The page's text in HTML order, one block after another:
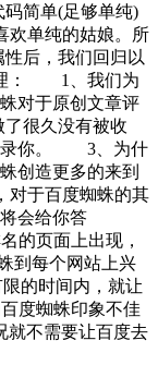
简单(足够单纯)
欢单纯的姑娘。所
后，我们回归以
理： 1、我们为
对于原创文章评
很久没有被收
录你。 3、为什
创造更多的来到
于百度蜘蛛的其
会给你答
页面上出现，
每个网站上兴
的时间内，就让
度蜘蛛印象不佳
就不需要让百度去